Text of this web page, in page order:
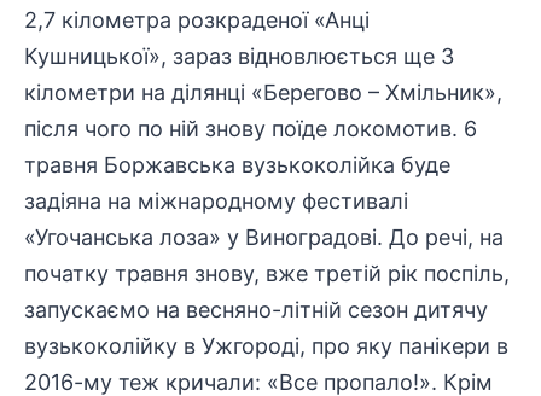
2,7 кілометра розкраденої «Анці
Кушницької», зараз відновлюється ще 3
кілометри на ділянці «Берегово – Хмільник»,
після чого по ній знову поїде локомотив. 6
травня Боржавська вузькоколійка буде
задіяна на міжнародному фестивалі
«Угочанська лоза» у Виноградові. До речі, на
початку травня знову, вже третій рік поспіль,
запускаємо на весняно-літній сезон дитячу
вузькоколійку в Ужгороді, про яку панікери в
2016-му теж кричали: «Все пропало!». Крім